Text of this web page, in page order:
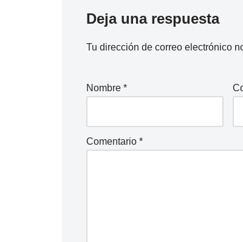
Deja una respuesta
Tu dirección de correo electrónico
Nombre *
Comentario *